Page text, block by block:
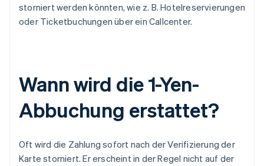
storniert werden könnten, wie z. B. Hotelreservierungen
oder Ticketbuchungen über ein Callcenter.
Wann wird die 1-Yen-
Abbuchung erstattet?
Oft wird die Zahlung sofort nach der Verifizierung der
Karte storniert. Er erscheint in der Regel nicht auf der